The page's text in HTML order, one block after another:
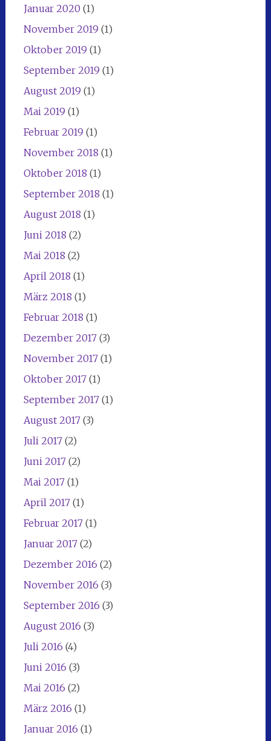
Januar 2020 (1)
November 2019 (1)
Oktober 2019 (1)
September 2019 (1)
August 2019 (1)
Mai 2019 (1)
Februar 2019 (1)
November 2018 (1)
Oktober 2018 (1)
September 2018 (1)
August 2018 (1)
Juni 2018 (2)
Mai 2018 (2)
April 2018 (1)
März 2018 (1)
Februar 2018 (1)
Dezember 2017(3)
November 2017(1)
Oktober 2017(1)
September 2017(1)
August 2017(3)
Juli 2017(2)
Juni 2017(2)
Mai 2017(1)
April 2017(1)
Februar 2017(1)
Januar 2017(2)
Dezember 2016 (2)
November 2016 (3)
September 2016 (3)
August 2016 (3)
Juli 2016 (4)
Juni 2016 (3)
Mai 2016 (2)
März 2016 (1)
Januar 2016 (1)